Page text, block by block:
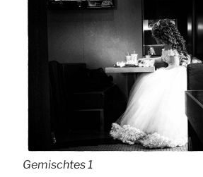
Gemischtes 1